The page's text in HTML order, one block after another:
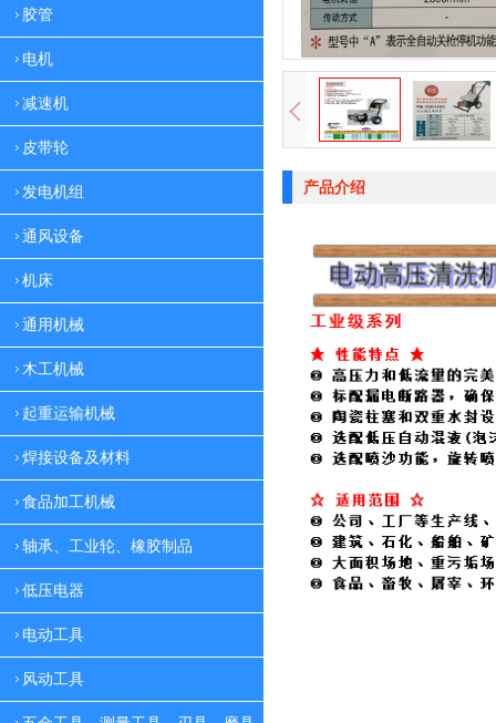
胶管
电机
减速机
皮带轮
发电机组
通风设备
机床
通用机械
木工机械
起重运输机械
焊接设备及材料
食品加工机械
轴承、工业轮、橡胶制品
低压电器
电动工具
风动工具
产品介绍